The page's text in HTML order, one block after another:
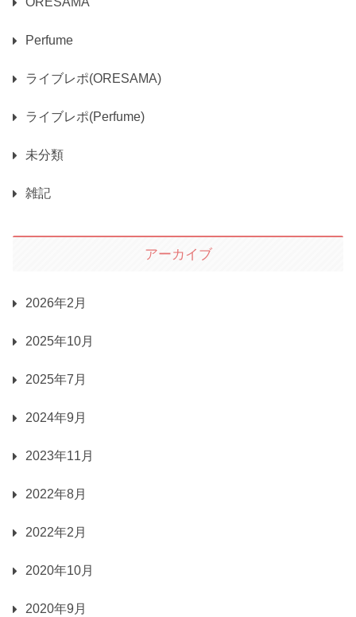
Perfume
ライブレポ(ORESAMA)
ライブレポ(Perfume)
未分類
雑記
アーカイブ
2026年2月
2025年10月
2025年7月
2024年9月
2023年11月
2022年8月
2022年2月
2020年10月
2020年9月